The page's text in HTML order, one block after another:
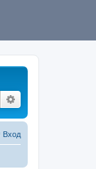
Поиск
Вход